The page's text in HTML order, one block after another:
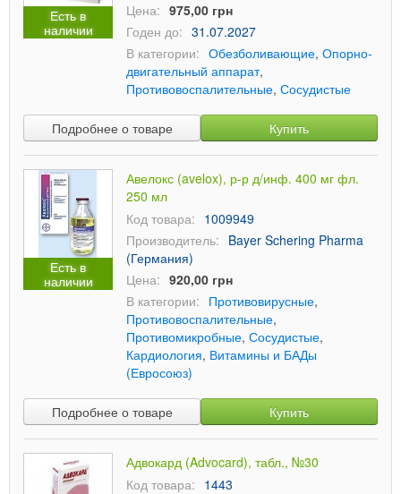
Есть в
наличии
Цена: 975,00 грн
Годен до: 31.07.2027
В категории: Обезболивающие, Опорно-
двигательный аппарат,
Противовоспалительные, Сосудистые
Подробнее о товаре Купить
Есть в
наличии
Авелокс (avelox), р-р д/инф. 400 мг фл.
250 мл
Код товара: 1009949
Производитель: Bayer Schering Pharma
(Германия)
Цена: 920,00 грн
В категории: Противовирусные,
Противовоспалительные,
Противомикробные, Сосудистые,
Кардиология, Витамины и БАДы
(Евросоюз)
Подробнее о товаре Купить
Адвокард (Advocard), табл., №30
Код товара: 1443